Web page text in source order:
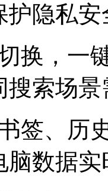
护隐私安
换，一
搜索场
签、历
脑数据